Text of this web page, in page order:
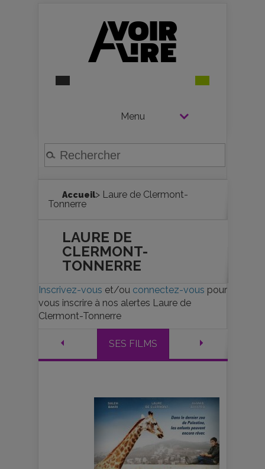
Menu
Accueil> Laure de Clermont-
Tonnerre
LAURE DE
CLERMONT-
TONNERRE
Inscrivez-vous et/ou connectez-vous pour
vous inscrire à nos alertes Laure de
Clermont-Tonnerre
SES FILMS